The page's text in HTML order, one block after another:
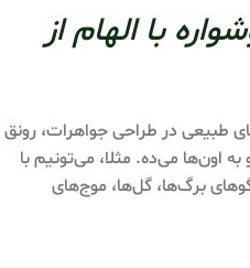
با الهام از
طبیعی در طراحی جواهرات، رونق
اون‌ها می‌ده. مثلا، می‌تونیم با
برگ‌ها، گل‌ها، موج‌های